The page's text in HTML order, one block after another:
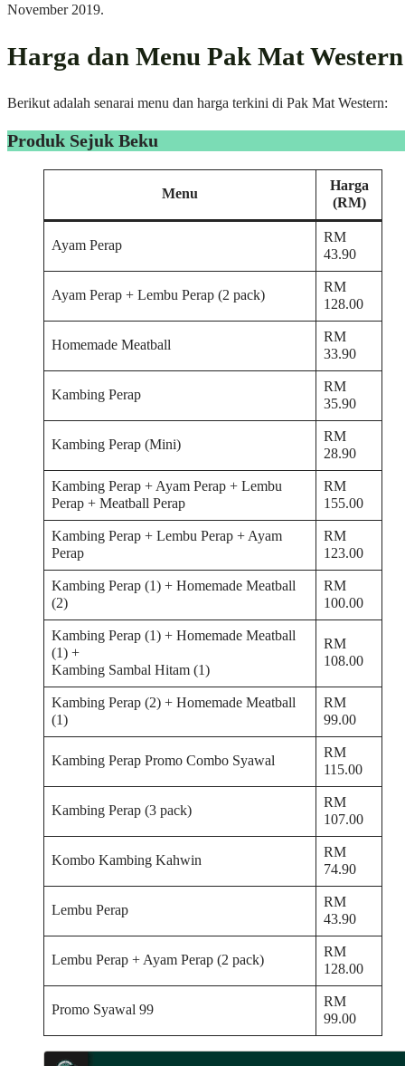
November 2019.
Harga dan Menu Pak Mat Western
Berikut adalah senarai menu dan harga terkini di Pak Mat Western:
Produk Sejuk Beku
Menu
Harga
(RM)
Ayam Perap
RM
43.90
Ayam Perap + Lembu Perap (2 pack)
RM
128.00
Homemade Meatball
RM
33.90
Kambing Perap
RM
35.90
Kambing Perap (Mini)
RM
28.90
Kambing Perap + Ayam Perap + Lembu
Perap + Meatball Perap
RM
155.00
Kambing Perap + Lembu Perap + Ayam
Perap
RM
123.00
Kambing Perap (1) + Homemade Meatball
(2)
RM
100.00
Kambing Perap (1) + Homemade Meatball
(1) +
Kambing Sambal Hitam (1)
RM
108.00
Kambing Perap (2) + Homemade Meatball
(1)
RM
99.00
Kambing Perap Promo Combo Syawal
RM
115.00
Kambing Perap (3 pack)
RM
107.00
Kombo Kambing Kahwin
RM
74.90
Lembu Perap
RM
43.90
Lembu Perap + Ayam Perap (2 pack)
RM
128.00
Promo Syawal 99
RM
99.00